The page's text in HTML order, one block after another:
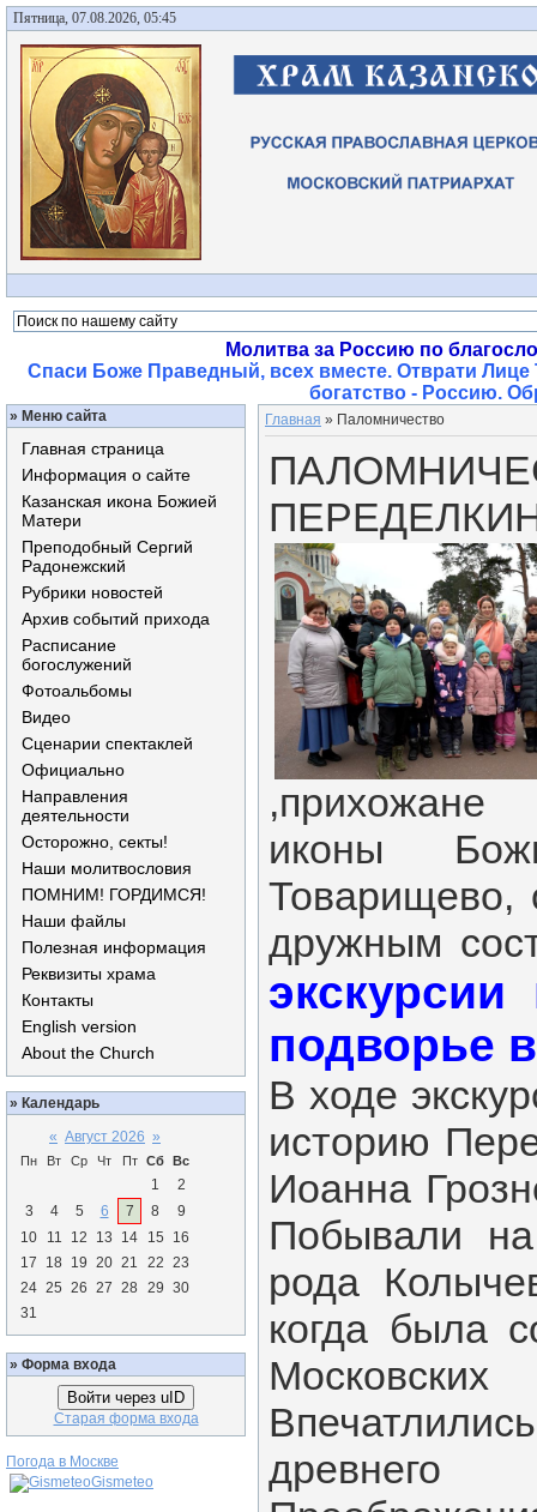
Пятница, 07.08.2026, 05:45
Молитва за Россию по
Спаси Боже Праведный, всех вместе. Отврати
богатство - Россию.
» Меню сайта
Главная страница
Информация о сайте
Казанская икона Божией
Матери
Преподобный Сергий
Радонежский
Рубрики новостей
Архив событий прихода
Расписание
богослужений
Фотоальбомы
Видео
Сценарии спектаклей
Официально
Направления
деятельности
Осторожно, секты!
Наши молитвословия
ПОМНИМ! ГОРДИМСЯ!
Наши файлы
Полезная информация
Реквизиты храма
Контакты
English version
About the Church
» Календарь
« Август 2026 »
Пн Вт Ср Чт Пт Сб Вс
1
2
3
4 5 6 7 8
9
10
11 12 13 14 15
16
17
18 19 20 21 22 23
24 25 26 27 28 29 30
31
» Форма входа
Войти через uID
Старая форма входа
Погода в Москве
Gismeteo
Главная » Паломничество
,прихожане
иконы
Товарищево,
дружным
подворье
В ходе
историю
Иоанна
Побывали на
рода
когда была